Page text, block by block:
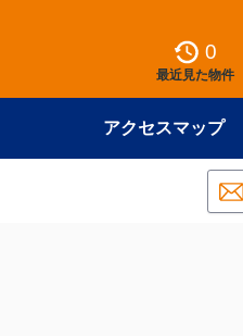
0
最近見た物件
アクセスマップ